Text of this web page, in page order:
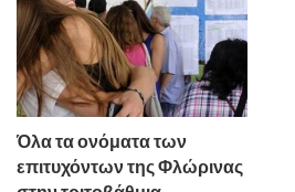
Όλα τα ονόματα των
επιτυχόντων της Φλώρινας